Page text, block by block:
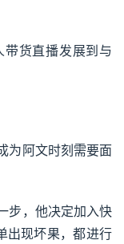
货直播发展到与
为阿文时刻需要面
步，他决定加入快
出现坏果，都进行